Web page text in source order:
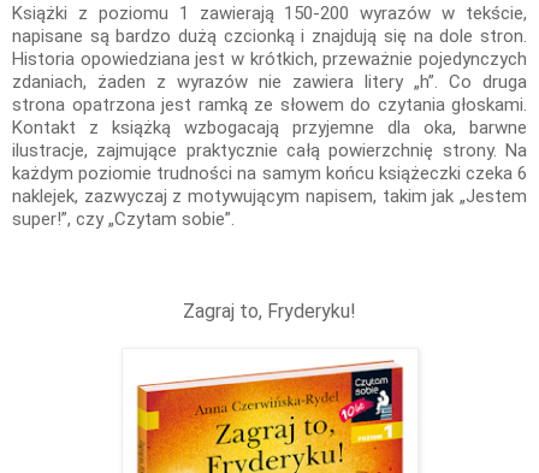
Książki z poziomu 1 zawierają 150-200 wyrazów w tekście,
napisane są bardzo dużą czcionką i znajdują się na dole stron.
Historia opowiedziana jest w krótkich, przeważnie pojedynczych
zdaniach, żaden z wyrazów nie zawiera litery „h”. Co druga
strona opatrzona jest ramką ze słowem do czytania głoskami.
Kontakt z książką wzbogacają przyjemne dla oka, barwne
ilustracje, zajmujące praktycznie całą powierzchnię strony. Na
każdym poziomie trudności na samym końcu książeczki czeka 6
naklejek, zazwyczaj z motywującym napisem, takim jak „Jestem
super!”, czy „Czytam sobie”.
Zagraj to, Fryderyku!